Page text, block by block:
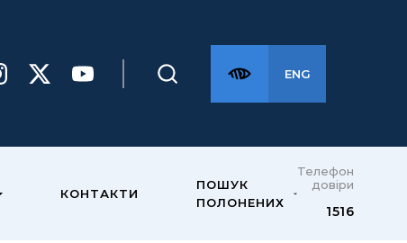
ENG
КОНТАКТИ
ПОШУК
ПОЛОНЕНИХ
Телефон
довіри
1516